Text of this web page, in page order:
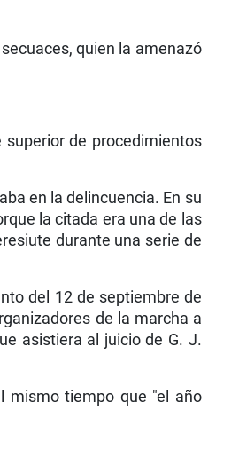
quien la amena­zó
superior de proce­dimientos
en la delincuencia. En su
la citada era una de las
durante una serie de
del 12 de septiembre de
de la marcha a
asistiera al juicio de G. J.
mismo tiempo que "el año